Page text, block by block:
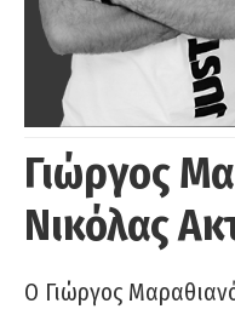
Γιώργος
Νικόλας
Ο Γιώργος